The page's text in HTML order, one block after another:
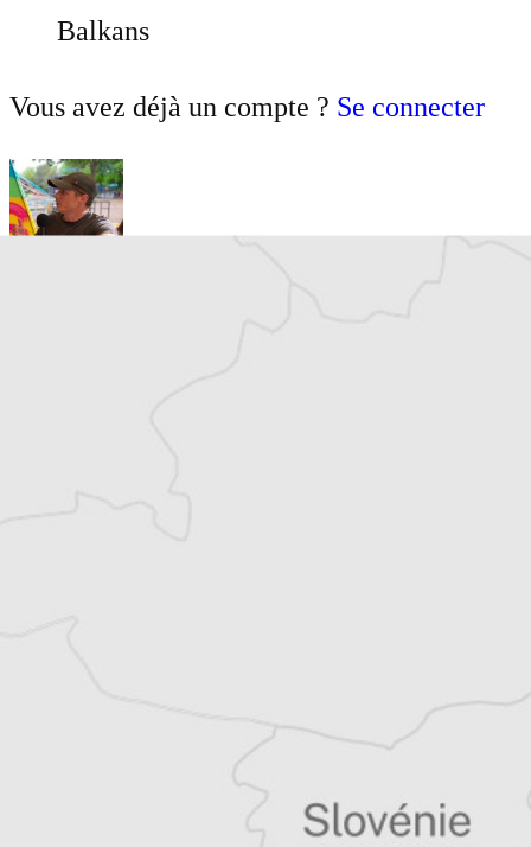
Balkans
Vous avez déjà un compte ? Se connecter